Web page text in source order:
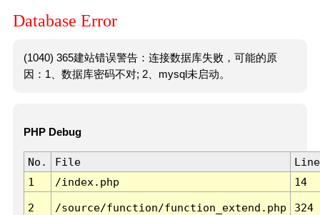
Database Error
(1040) 365建站错误警告：连接数据库失败，可能的原
因：1、数据库密码不对; 2、mysql未启动。
PHP Debug
No. File
Line
1
/index.php 14
2 /source/function/function_extend.php 324